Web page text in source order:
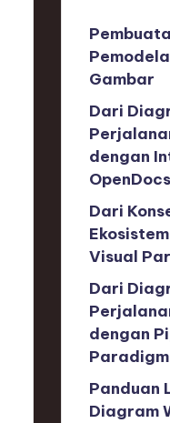
Gambar
Dari
dengan
OpenDocs
Dari
Visual
Dari
dengan
Paradigm
Panduan
Diagram